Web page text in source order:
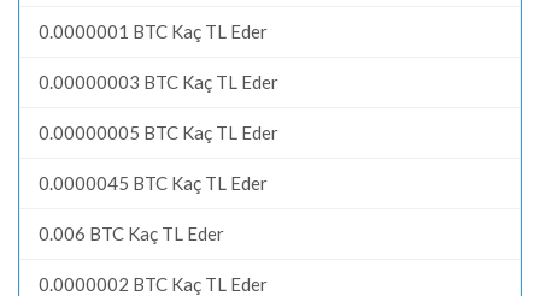
0.0000001 BTC Kaç TL Eder
0.00000003 BTC Kaç TL Eder
0.00000005 BTC Kaç TL Eder
0.0000045 BTC Kaç TL Eder
0.006 BTC Kaç TL Eder
0.0000002 BTC Kaç TL Eder